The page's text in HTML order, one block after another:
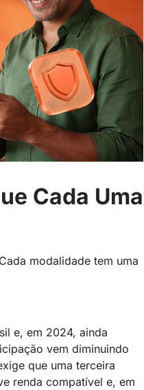
Cada Uma
modalidade tem uma
e, em 2024, ainda
vem diminuindo
que uma terceira
renda compatível e, em